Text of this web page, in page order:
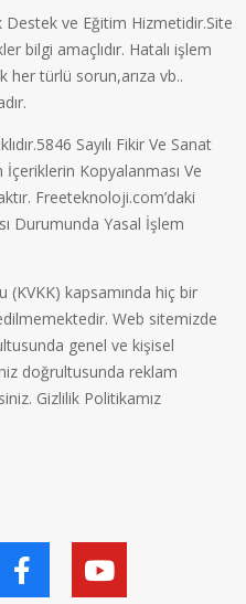
Destek ve Eğitim Hizmetidir.Site
bilgi amaçlıdır. Hatalı işlem
her türlü sorun,arıza vb..
Sayılı Fikir Ve Sanat
Kopyalanması Ve
Freeteknoloji.com’daki
Durumunda Yasal İşlem
(KVKK) kapsamında hiç bir
Web sitemizde
genel ve kişisel
doğrultusunda reklam
Gizlilik Politikamız